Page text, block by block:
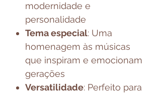
modernidade e
personalidade
Tema especial: Uma
homenagem às músicas
que inspiram e emocionam
gerações
Versatilidade: Perfeito para